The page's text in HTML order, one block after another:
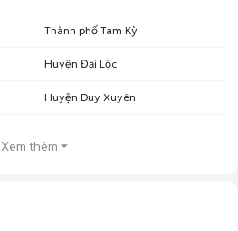
Thành phố Tam Kỳ
Huyện Đại Lộc
Huyện Duy Xuyên
Xem thêm